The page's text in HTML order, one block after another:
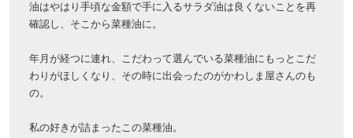
油はやはり手頃な金額で手に入るサラダ油は良くないことを再
確認し、そこから菜種油に。
年月が経つに連れ、こだわって選んでいる菜種油にもっとこだ
わりがほしくなり、その時に出会ったのがかわしま屋さんのも
の。
私の好きが詰まったこの菜種油。